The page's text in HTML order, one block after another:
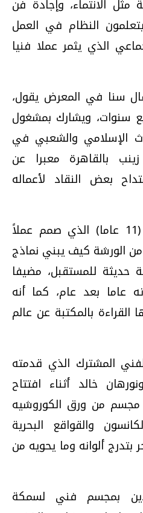
الانتماء، وإجادة فن
النظام في العمل
الذي يثمر عملا فنيا
سنا في المعرض يقول،
سنوات، ويشارك بمشغول
الإسلامي والشعبي في
بالقاهرة معبرا عن
بعض النقاد لأعماله
ويوضح عبدالرحمن أيمن (11 عاما) الذي صمم عملاً
الورشة كيف يبني نماذج
حديثة للمستقبل، مضيفا
عاما بعد عام، كما أنه
بالمكتبة عن عالم
المشترك الذي قدمته
خالد أثناء افتتاح
من ورق الكوروشيه
والقواقع البحرية
بتدرج ألوانه وما يحويه من
بمجسم فني لسمكة